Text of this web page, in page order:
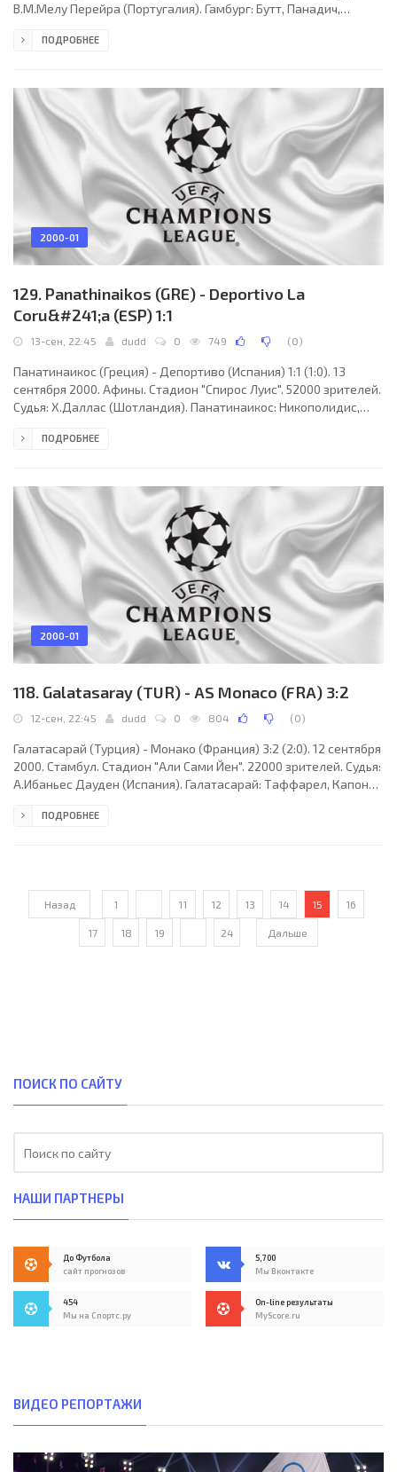
В.М.Мелу Перейра (Португалия). Гамбург: Бутт, Панадич,
(Тефтинг, 27), Кардосо (Прегер, 67), Барбарез, Махдавикия,
Зидан, Ф.Индзаги, Дель Пьеро (Ковачевич, 59), Пессотто. Голы:
Йебоа (17), Махдавикия (64),
ПОДРОБНЕЕ
2000-01
129. Panathinaikos (GRE) - Deportivo La
Coru&#241;a (ESP) 1:1
13-сен, 22:45 dudd 0 749 (0)
Панатинаикос (Греция) - Депортиво (Испания) 1:1 (1:0). 13
сентября 2000. Афины. Стадион "Спирос Луис". 52000 зрителей.
Судья: Х.Даллас (Шотландия). Панатинаикос: Никополидис,
Кола (Сипневски, 77), Карагунис, Басинас, Важиха (Куцурес,
Виктор (Скалони, 82), Тристан (С.Сампайо, 87). Голы: Важиха
(29) - Найбет (84).
ПОДРОБНЕЕ
2000-01
118. Galatasaray (TUR) - AS Monaco (FRA) 3:2
12-сен, 22:45 dudd 0 804 (0)
Галатасарай (Турция) - Монако (Франция) 3:2 (2:0). 12 сентября
2000. Стамбул. Стадион "Али Сами Йен". 22000 зрителей. Судья:
А.Ибаньес Дауден (Испания). Галатасарай: Таффарел, Капоне,
(Бюлент Акын, 18), Суат, Жардел (Марсио, 90), Хаджи, Хакан
Капоне (80) - Нонда (50),
ПОДРОБНЕЕ
Назад 1 11 12 13 14 15 16
17 18 19 24 Дальше
ПОИСК ПО САЙТУ
НАШИ ПАРТНЕРЫ
До Футбола
сайт прогнозов
5,700
Мы Вконтакте
454
Мы на Спортс.ру
On-line результаты
MyScore.ru
ВИДЕО РЕПОРТАЖИ